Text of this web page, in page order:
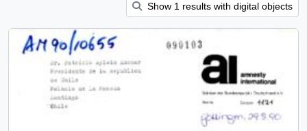
Show 1 results with digital objects